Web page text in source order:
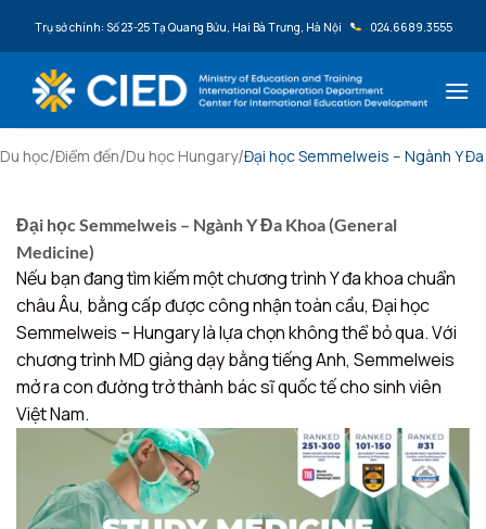
Trụ sở chính: Số 23-25 Tạ Quang Bửu, Hai Bà Trưng, Hà Nội 024.6689.3555
Du học/Điểm đến/Du học Hungary/Đại học Semmelweis – Ngành Y
Đại học Semmelweis – Ngành Y Đa Khoa (General
Medicine)
Nếu bạn đang tìm kiếm một chương trình Y đa khoa chuẩn
châu Âu, bằng cấp được công nhận toàn cầu, Đại học
Semmelweis – Hungary là lựa chọn không thể bỏ qua. Với
chương trình MD giảng dạy bằng tiếng Anh, Semmelweis
mở ra con đường trở thành bác sĩ quốc tế cho sinh viên
Việt Nam.